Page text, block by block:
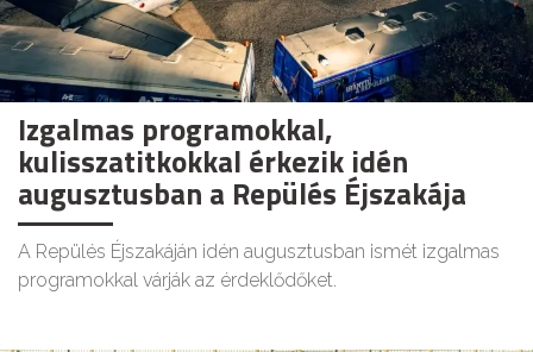
Izgalmas programokkal,
kulisszatitkokkal érkezik idén
augusztusban a Repülés Éjszakája
A Repülés Éjszakáján idén augusztusban ismét izgalmas
programokkal várják az érdeklődőket.